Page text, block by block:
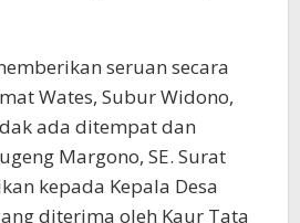
seruan secara
Wates, Subur Widono,
ada ditempat dan
Margono, SE. Surat
kepada Kepala Desa
diterima oleh Kaur Tata